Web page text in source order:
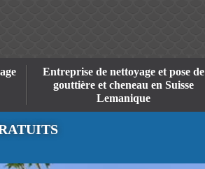
Entreprise de nettoyage et pose de
gouttière et cheneau en Suisse
Lemanique